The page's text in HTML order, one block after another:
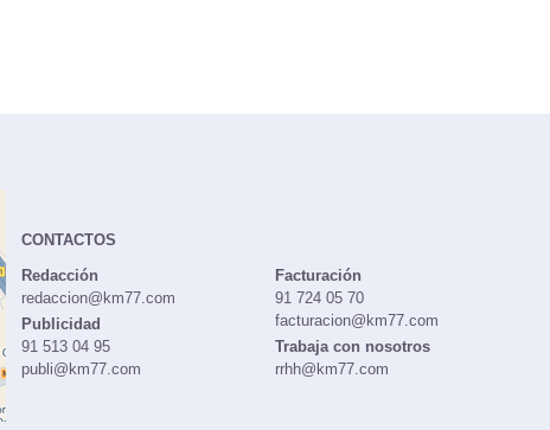
CONTACTOS
Redacción
redaccion@km77.com
Publicidad
91 513 04 95
publi@km77.com
Facturación
91 724 05 70
facturacion@km77.com
Trabaja con nosotros
rrhh@km77.com